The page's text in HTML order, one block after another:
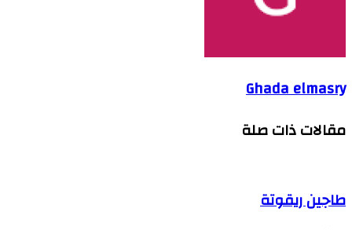
Ghada elmasry
مقالات ذات صلة
طاجين ريقوتة